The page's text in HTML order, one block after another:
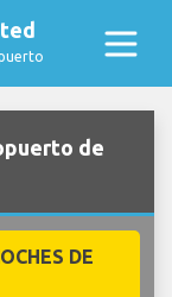
de
DE